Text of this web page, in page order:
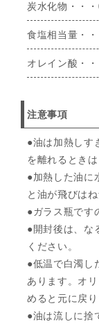
炭水化物・・
食塩相当量・
オレイン酸・
注意事項
●油は加熱しす
を離れるとき
●加熱した油に
と油が飛びは
●ガラス瓶です
●開封後は、な
ください。
●低温で白濁し
あります。オ
めると元に戻
●油は流しに捨